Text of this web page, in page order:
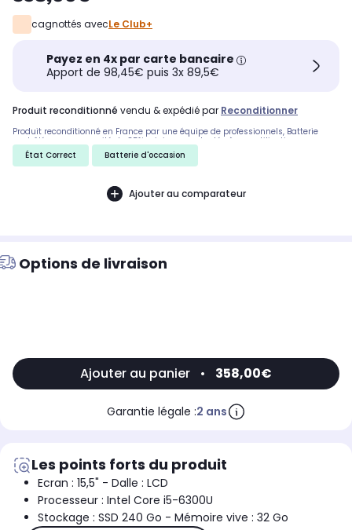
cagnottés avecLe Club+
Payez en 4x par carte bancaire
Apport de 98,45€ puis 3x 89,5€
produit reconditionné vendu & expédié par Reconditionner
Produit reconditionné en France par une équipe de professionnels, Batterie
contrôlée, avec capacité de 85% minimum, adaptée à une utilisation
quotidienne. livraison rapide et soignée
État Correct Batterie d'occasion
Ajouter au comparateur
Options de livraison
Ajouter au panier • 358,00€
Garantie légale :2 ans
Les points forts du produit
Ecran : 15,5" - Dalle : LCD
Processeur : Intel Core i5-6300U
Stockage : SSD 240 Go - Mémoire vive : 32 Go